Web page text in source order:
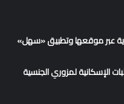
عبر موقعها وتطبيق «سهل»
الإسكانية لمزوري الجنسية